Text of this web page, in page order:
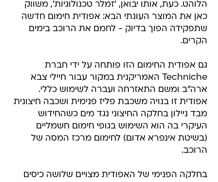
הלוהט. כעת, אותו יבואן, 'זמלר טכנולוגיות', משווק
כאן את המוצר העונתי הבא: אפודית חימום חדשה
שתפקידה הפוך בדיוק - לחמם את הרוכב בימים
הקרים.
גם אפודית החימום הזו פותחה על ידי חברת
Techniche האמריקנית במקור עבור חיילי צבא
ארה"ב ומשם התאזרחה ועברה לשימוש כללי.
אפודית זו בנויה משכבת פליז פנימית ושכבה חיצונית
מבד ניילון בחלקה החיצוני נגד מים כשהחידוש
העיקרי בה הוא השימוש בגופי חימום חשמליים
(בשיטת אינפרא אדום) לחימום מרכז המסה של
הרוכב.
בחלקה הפנימי של האפודית מצויים שלושה כיסים